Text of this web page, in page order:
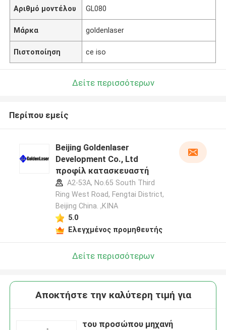
Αριθμό μοντέλου GL080
Μάρκα goldenlaser
Πιστοποίηση ce iso
Δείτε περισσότερων
Περίπου εμείς
Beijing Goldenlaser
Development Co., Ltd
προφίλ κατασκευαστή
A2-53A, No.65 South Third
Ring West Road, Fengtai District,
Beijing China. ,ΚΙΝΑ
5.0
Ελεγχμένος προμηθευτής
Δείτε περισσότερων
Αποκτήστε την καλύτερη τιμή για
του προσώπου μηχανή